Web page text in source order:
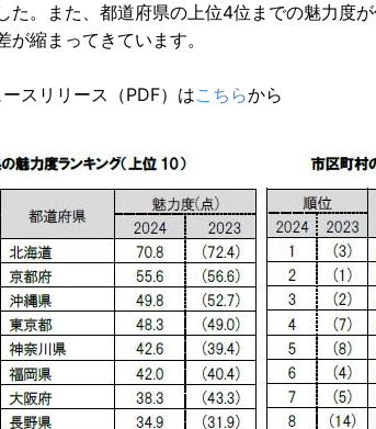
た。また、都道府県の上位4位までの魅力度
縮まってきています。
スリリース（PDF）はこちらから